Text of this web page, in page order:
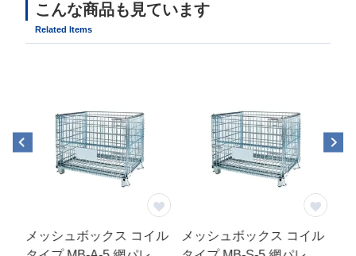
こんな商品も見ています
Related Items
メッシュボックス コイル
メッシュボックス コイル